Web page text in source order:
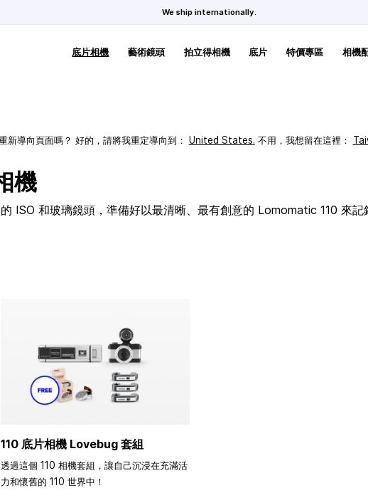
We ship internationally.
底片相機 藝術鏡頭 拍立得相機 底片 特價專區 相機
新導向頁面嗎？ 好的，請將我重定導向到： United States. 不用，我想留在這裡：
機
ISO 和玻璃鏡頭，準備好以最清晰、最有創意的 Lomomatic 110 來記
110 底片相機 Lovebug 套組
透過這個 110 相機套組，讓自己沉浸在充滿活
力和懷舊的 110 世界中！